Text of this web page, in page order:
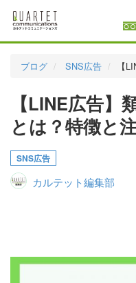
実績・お客様の声
初めて導入をお考えの方
代理店の乗り換えをお考
会社概要
ブログ SNS広告 【
【LINE広告】
とは？特徴と
SNS広告
カルテット編集部